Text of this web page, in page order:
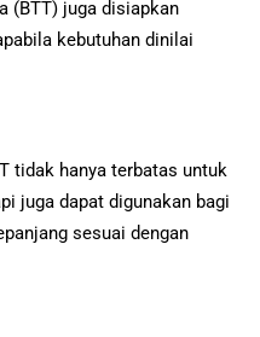
(BTT) juga disiapkan
kebutuhan dinilai
tidak hanya terbatas untuk
juga dapat digunakan bagi
sesuai dengan